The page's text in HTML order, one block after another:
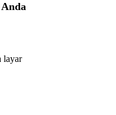
layar